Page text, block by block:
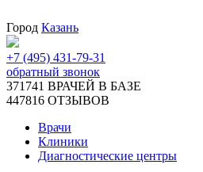
Город Казань
+7 (495) 431-79-31
обратный звонок
371741 ВРАЧЕЙ В БАЗЕ
447816 ОТЗЫВОВ
Врачи
Клиники
Диагностические центры